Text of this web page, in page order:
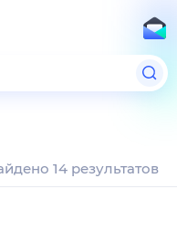
14 результатов